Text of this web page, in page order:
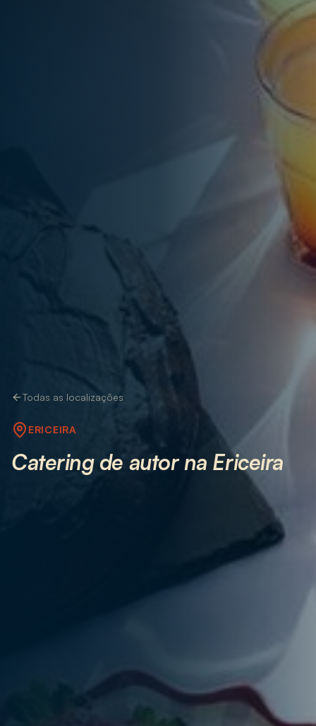
Todas as localizações
ERICEIRA
Catering de autor na Ericeira